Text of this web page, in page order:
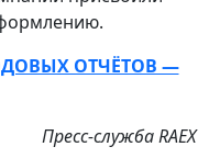
ОТЧЁТОВ —
Пресс-службаRAEX